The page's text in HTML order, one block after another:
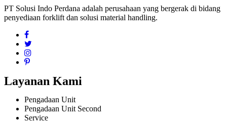
PT Solusi Indo Perdana adalah perusahaan yang bergerak di bidang
penyediaan forklift dan solusi material handling.
Layanan Kami
Pengadaan Unit
Pengadaan Unit Second
Service